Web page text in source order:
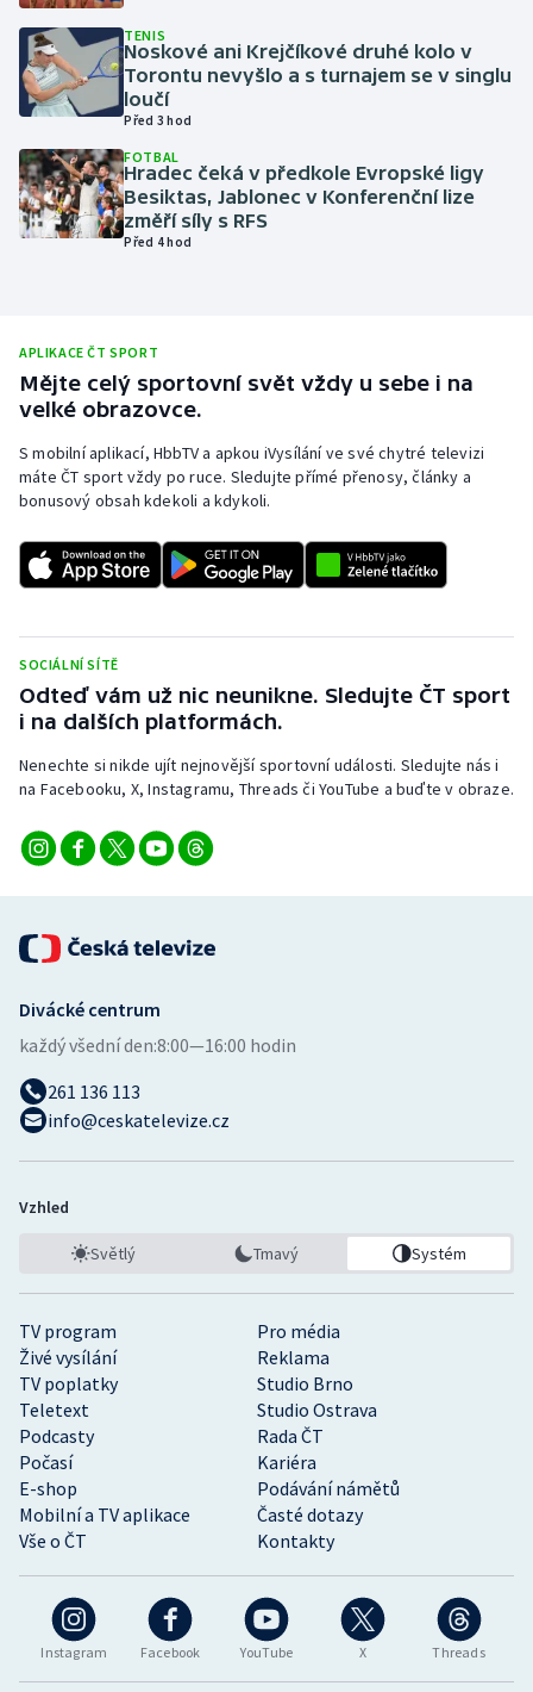
Moderní pětiboj
Motorsport
Olympijské hry
Parasport
Plavání
Ragby
Rychlobruslení
Rychlostní kanoistika
Sportovní střelba
Stolní tenis
Triatlon
Veslování
Volejbal
TENIS
Noskové ani Krejčíkové druhé kolo v
Torontu nevyšlo a s turnajem se v singlu
loučí
Před 3 hod
FOTBAL
Hradec čeká v předkole Evropské ligy
Besiktas, Jablonec v Konferenční lize
změří síly s RFS
Před 4 hod
APLIKACE ČT SPORT
Mějte celý sportovní svět vždy u sebe i na
velké obrazovce.
S mobilní aplikací, HbbTV a apkou iVysílání ve své chytré televizi
máte ČT sport vždy po ruce. Sledujte přímé přenosy, články a
bonusový obsah kdekoli a kdykoli.
SOCIÁLNÍ SÍTĚ
Odteď vám už nic neunikne. Sledujte ČT sport
i na dalších platformách.
Nenechte si nikde ujít nejnovější sportovní události. Sledujte nás i
na Facebooku, X, Instagramu, Threads či YouTube a buďte v obraze.
Instagram Facebook YouTube X Threads
TV program
Pro média
Živé vysílání
Reklama
TV poplatky
Studio Brno
Teletext
Studio Ostrava
Podcasty
Rada ČT
Počasí
Kariéra
E-shop
Podávání námětů
Mobilní a TV aplikace
Časté dotazy
Vše o ČT
Kontakty
Divácké centrum
každý všední den:8:00—16:00 hodin
261 136 113
info@ceskatelevize.cz
Vzhled
Světlý Tmavý Systém